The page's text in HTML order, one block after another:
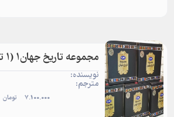
مجموعه تاریخ جهان1 (1 تا 18)
نویسنده:
مترجم:
7.100.000 تومان